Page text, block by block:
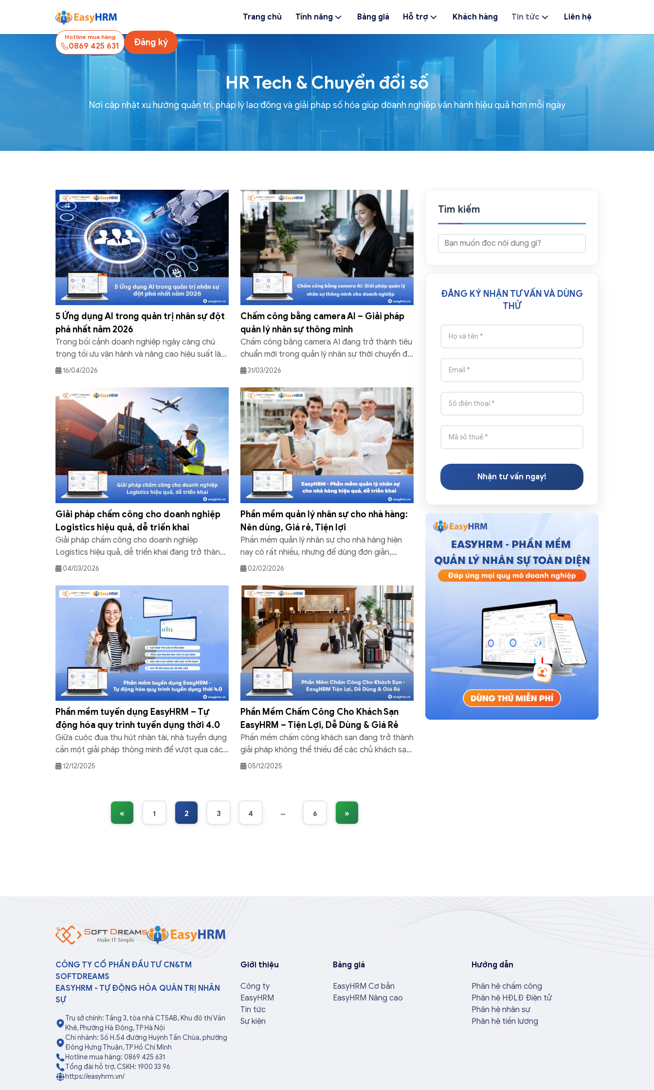
Trang chủ Tính năng Bảng giá Hỗ trợ Khách hàng Tin tức Liên hệ
Hotline mua hàng
0869 425 631 Đăng ký
HR Tech & Chuyển đổi số
Nơi cập nhật xu hướng quản trị, pháp lý lao động và giải pháp số hóa giúp doanh nghiệp vận hành hiệu quả hơn mỗi ngày
5 Ứng dụng AI trong quản trị nhân sự đột
phá nhất năm 2026
Trong bối cảnh doanh nghiệp ngày càng chú
trọng tối ưu vận hành và nâng cao hiệu suất làm
việc, ứng dụng AI trong quản trị nhân sự đang
động hóa quy trình, AI còn hỗ trợ nhà quản lý
đưa ra quyết định chính […]
16/04/2026
Chấm công bằng camera AI – Giải pháp
quản lý nhân sự thông minh
Chấm công bằng camera AI đang trở thành tiêu
chuẩn mới trong quản lý nhân sự thời chuyển đổi
số. Giải pháp nhận diện khuôn mặt giúp chấm
lý từ xa theo thời gian thực. Để hiểu rõ hơn về
công nghệ này, bạn hãy […]
31/03/2026
Giải pháp chấm công cho doanh nghiệp
Logistics hiệu quả, dễ triển khai
Giải pháp chấm công cho doanh nghiệp
Logistics hiệu quả, dễ triển khai đang trở thành
ưu tiên hàng đầu trong bối cảnh quản lý nhân sự
mang đến phân hệ chấm công linh hoạt, theo
dõi thời gian thực, tổng hợp dữ liệu chính xác.
04/03/2026
Phần mềm quản lý nhân sự cho nhà hàng:
Nên dùng, Giá rẻ, Tiện lợi
Phần mềm quản lý nhân sự cho nhà hàng hiện
nay có rất nhiều, nhưng để dùng đơn giản,
không rườm rà và thật sự hỗ trợ xếp ca, chấm
cũng phù hợp. Trong số đó, Phần mềm quản lý
nhân sự EasyHRM vẫn được […]
02/02/2026
Phần mềm tuyển dụng EasyHRM – Tự
động hóa quy trình tuyển dụng thời 4.0
Giữa cuộc đua thu hút nhân tài, nhà tuyển dụng
cần một giải pháp thông minh để vượt qua các
tác vụ thủ công chậm chạp, kém hiệu quả. Phần
kiếm ứng viên mà còn tích […]
12/12/2025
Phần Mềm Chấm Công Cho Khách Sạn
EasyHRM – Tiện Lợi, Dễ Dùng & Giá Rẻ
Phần mềm chấm công khách sạn đang trở thành
giải pháp không thể thiếu để các chủ khách sạn
tối ưu vận hành, giảm sai sót và quản lý nhân sự
quan trọng và đâu […]
05/12/2025
« 1 2 3 4 … 6 »
Tìm kiếm
ĐĂNG KÝ NHẬN TƯ VẤN VÀ DÙNG
THỬ
Nhận tư vấn ngay!
CÔNG TY CỔ PHẦN ĐẦU TƯ CN&TM
SOFTDREAMS
EASYHRM - TỰ ĐỘNG HÓA QUẢN TRỊ NHÂN
SỰ
Trụ sở chính: Tầng 3, tòa nhà CT5AB, Khu đô thị Văn
Khê, Phường Hà Đông, TP Hà Nội
Chi nhánh: Số H.54 đường Huỳnh Tấn Chùa, phường
Đông Hưng Thuận, TP Hồ Chí Minh
Hotline mua hàng: 0869 425 631
Tổng đài hỗ trợ, CSKH: 1900 33 96
https://easyhrm.vn/
Giới thiệu
Công ty
EasyHRM
Tin tức
Sự kiện
Bảng giá
EasyHRM Cơ bản
EasyHRM Nâng cao
Hướng dẫn
Phân hệ chấm công
Phân hệ HĐLĐ Điện tử
Phân hệ nhân sự
Phân hệ tiền lương